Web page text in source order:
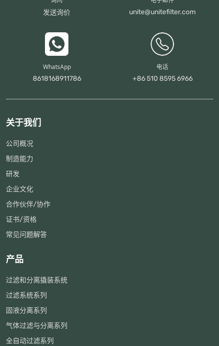
发送询价
unite@unitefilter.com
WhatsApp
8618168911786
电话
+86 510 8595 6966
关于我们
公司概况
制造能力
研发
企业文化
合作伙伴/协作
证书/资格
常见问题解答
产品
过滤和分离撬装系统
过滤系统系列
固液分离系列
气体过滤与分离系列
全自动过滤系列